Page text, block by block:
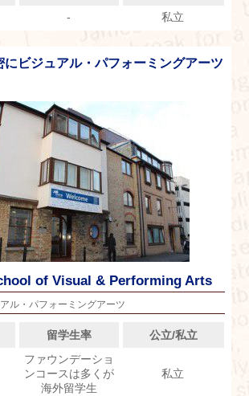
- 私立
にビジュアル・パフォーミングアーツ
of Visual & Performing Arts
ル・パフォーミングアーツ
留学生率 公立/私立
ファウンデーショ
ンコースは多くが
海外留学生
私立